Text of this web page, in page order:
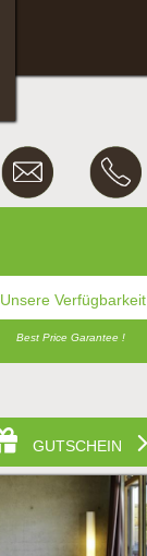
Unsere Verfügbarkeit
Best Price Garantee !
GUTSCHEIN